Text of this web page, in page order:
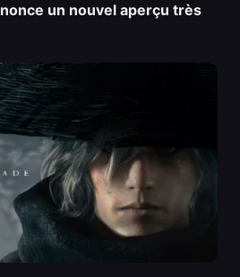
un nouvel aperçu très